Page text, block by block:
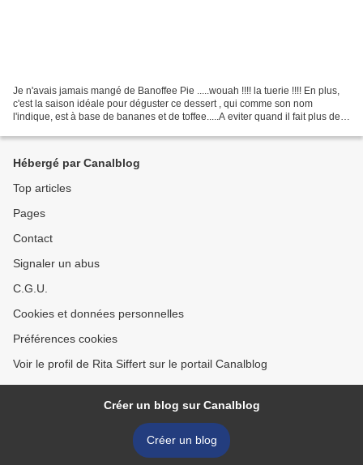
Je n'avais jamais mangé de Banoffee Pie .....wouah !!!! la tuerie !!!! En plus,
c'est la saison idéale pour déguster ce dessert , qui comme son nom
l'indique, est à base de bananes et de toffee.....A eviter quand il fait plus de
Hébergé par Canalblog
Top articles
Pages
Contact
Signaler un abus
C.G.U.
Cookies et données personnelles
Préférences cookies
Voir le profil de Rita Siffert sur le portail Canalblog
Créer un blog sur Canalblog
Créer un blog